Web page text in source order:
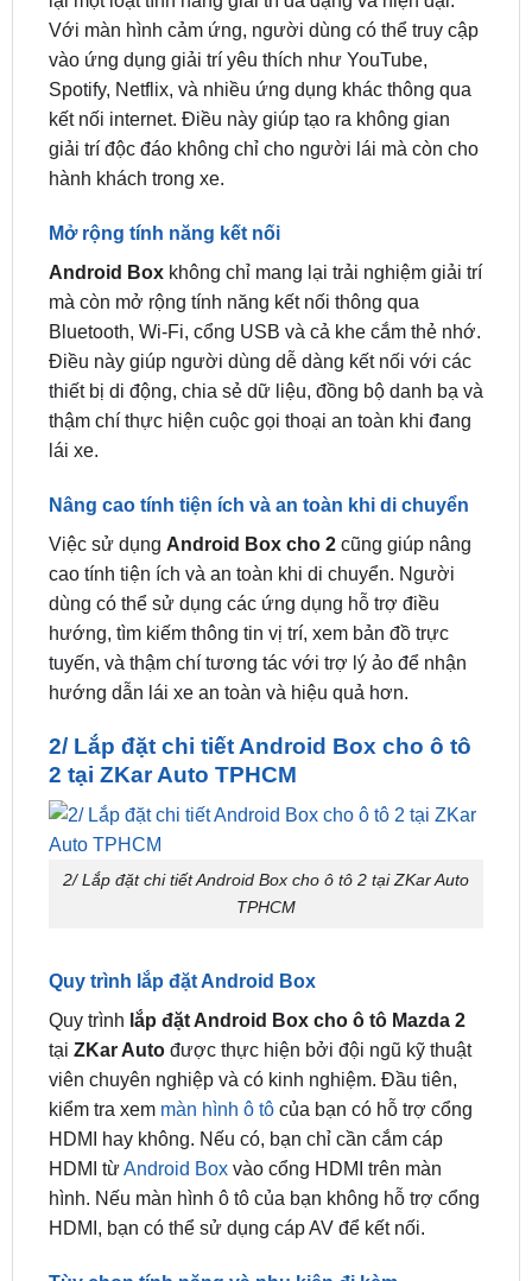
Tăng cường trải nghiệm giải trí trong xe
Việclắp đặt Android Box cho xe Mazda 2mang
lại một loạt tính năng giải trí đa dạng và hiện đại.
Với màn hình cảm ứng, người dùng có thể truy cập
vào ứng dụng giải trí yêu thích như YouTube,
Spotify, Netflix, và nhiều ứng dụng khác thông qua
giải trí độc đáo không chỉ cho người lái mà còn cho
hành khách trong xe.
Mở rộng tính năng kết nối
Android Boxkhông chỉ mang lại trải nghiệm giải trí
mà còn mở rộng tính năng kết nối thông qua
Bluetooth, Wi-Fi, cổng USB và cả khe cắm thẻ nhớ.
Điều này giúp người dùng dễ dàng kết nối với các
thậm chí thực hiện cuộc gọi thoại an toàn khi đang
lái xe.
Nâng cao tính tiện ích và an toàn khi di chuyển
Việc sử dụngAndroid Box cho 2cũng giúp nâng
cao tính tiện ích và an toàn khi di chuyển. Người
dùng có thể sử dụng các ứng dụng hỗ trợ điều
tuyến, và thậm chí tương tác với trợ lý ảo để nhận
hướng dẫn lái xe an toàn và hiệu quả hơn.
2/ Lắp đặt chi tiết Android Box cho ô tô
2 tại ZKar Auto TPHCM
2/ Lắp đặt chi tiết Android Box cho ô tô 2 tại ZKar Auto
Quy trình lắp đặt Android Box
Quy trìnhlắp đặt Android Box cho ô tô Mazda 2
tạiZKar Autođược thực hiện bởi đội ngũ kỹ thuật
viên chuyên nghiệp và có kinh nghiệm. Đầu tiên,
kiểm tra xemmàn hình ô tôcủa bạn có hỗ trợ cổng
HDMI hay không. Nếu có, bạn chỉ cần cắm cáp